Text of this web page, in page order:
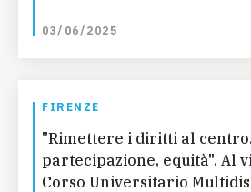
03/06/2025
FIRENZE
"Rimettere i diritti al
partecipazione, equità". Al
Corso Universitario